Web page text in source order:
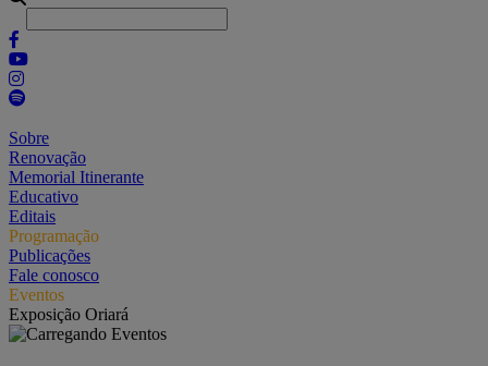
Sobre
Renovação
Memorial Itinerante
Educativo
Editais
Programação
Publicações
Fale conosco
Eventos
Exposição Oriará